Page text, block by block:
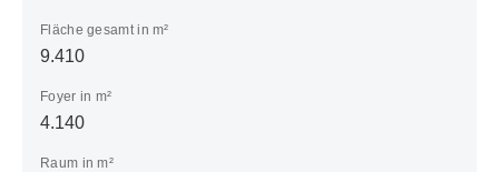
Fläche gesamt in m²
9.410
Foyer in m²
4.140
Raum in m²